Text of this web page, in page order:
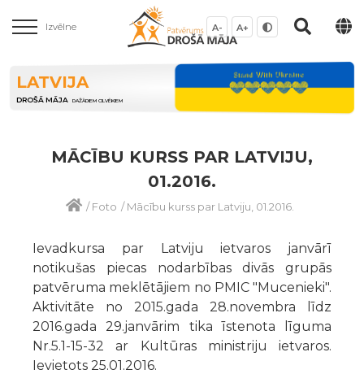
Izvēlne A- A+
LATVIJA
DROŠĀ MĀJA DAŽĀDIEM CILVĒKIEM
MĀCĪBU KURSS PAR LATVIJU,
01.2016.
/Foto /Mācību kurss par Latviju, 01.2016.
Ievadkursa par Latviju ietvaros janvārī
notikušas piecas nodarbības divās grupās
patvēruma meklētājiem no PMIC "Mucenieki".
Aktivitāte no 2015.gada 28.novembra līdz
2016.gada 29.janvārim tika īstenota līguma
Nr.5.1-15-32 ar Kultūras ministriju ietvaros.
Ievietots 25.01.2016.